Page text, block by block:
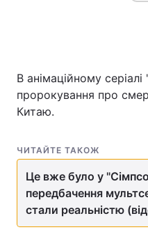
Головна
Україна
Економіка
Спорт
Техно і зв'язок
В анімаційному
пророкування про
Китаю.
ЧИТАЙТЕ ТАКОЖ
Це вже було у
передбачення
стали реальністю